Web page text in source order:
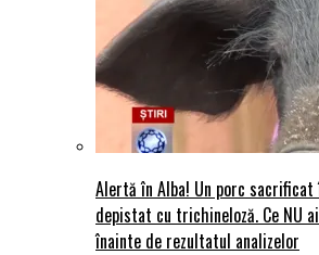
Alertă în Alba! Un porc
depistat cu trichineloză. Ce NU
înainte de rezultatul analizelor